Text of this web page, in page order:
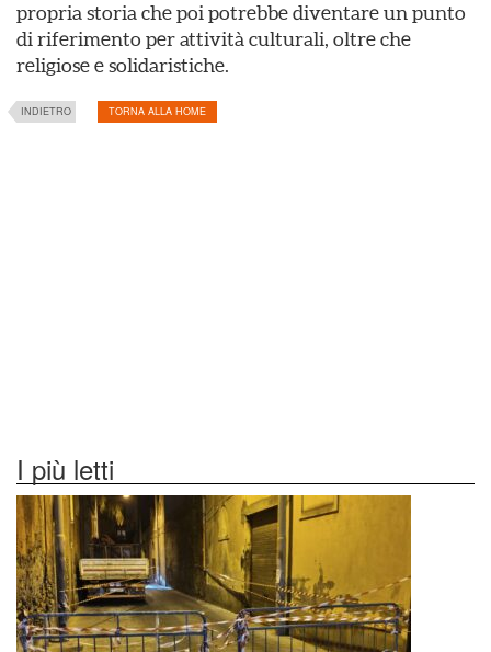
propria storia che poi potrebbe diventare un punto
di riferimento per attività culturali, oltre che
religiose e solidaristiche.
INDIETRO TORNA ALLA HOME
I più letti